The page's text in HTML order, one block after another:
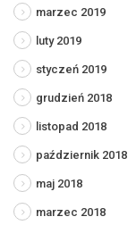
marzec 2019
luty 2019
styczeń 2019
grudzień 2018
listopad 2018
październik 2018
maj 2018
marzec 2018